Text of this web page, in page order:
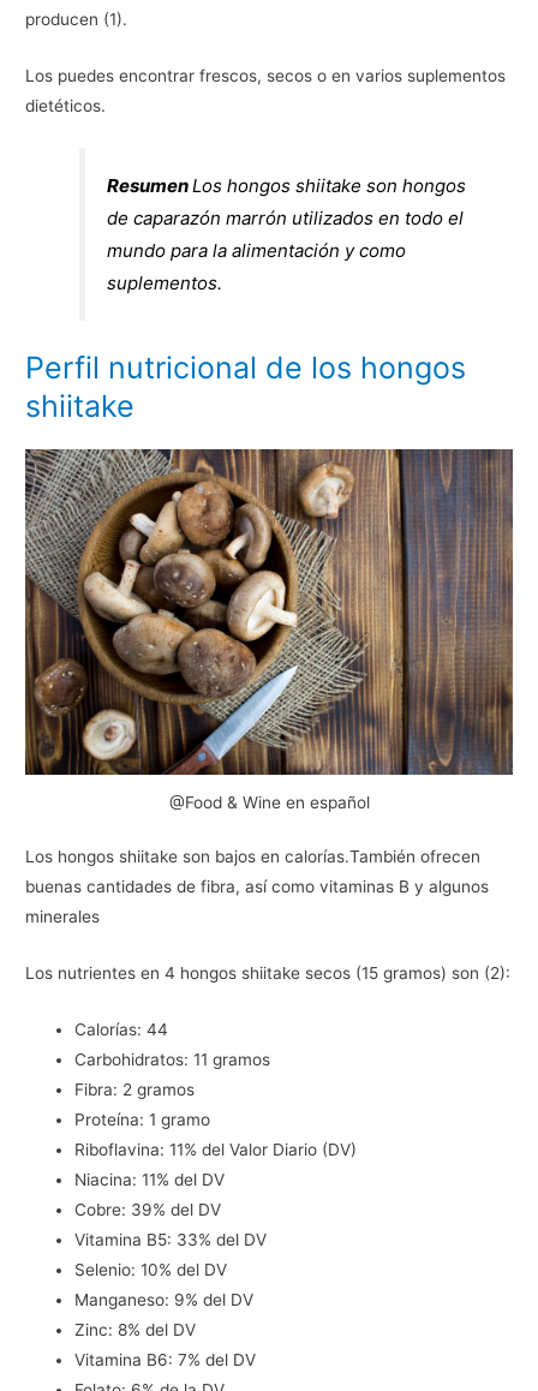
producen (1).
Los puedes encontrar frescos, secos o en varios suplementos
dietéticos.
ResumenLos hongos shiitake son hongos
de caparazón marrón utilizados en todo el
mundo para la alimentación y como
suplementos.
Perfil nutricional de los hongos
shiitake
@Food & Wine en español
Los hongos shiitake son bajos en calorías.También ofrecen
buenas cantidades de fibra, así como vitaminas B y algunos
minerales
Los nutrientes en 4 hongos shiitake secos (15 gramos) son (2):
Calorías: 44
Carbohidratos: 11 gramos
Fibra: 2 gramos
Proteína: 1 gramo
Riboflavina: 11% del Valor Diario (DV)
Niacina: 11% del DV
Cobre: 39% del DV
Vitamina B5: 33% del DV
Selenio: 10% del DV
Manganeso: 9% del DV
Zinc: 8% del DV
Vitamina B6: 7% del DV